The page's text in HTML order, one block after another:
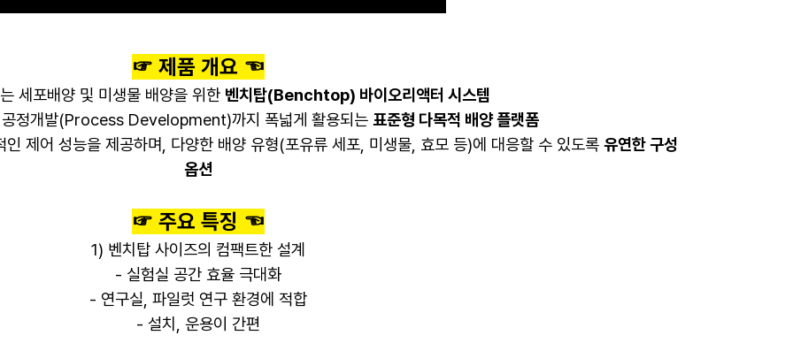
☞ 제품 개요 ☜
는 세포배양 및 미생물 배양을 위한 벤치탑(Benchtop) 바이오리액터 시스템
공정개발(Process Development)까지 폭넓게 활용되는 표준형 다목적 배양 플랫폼
제어 성능을 제공하며, 다양한 배양 유형(포유류 세포, 미생물, 효모 등)에 대응할 수 있도록 유연한 구성
옵션
☞ 주요 특징 ☜
1) 벤치탑 사이즈의 컴팩트한 설계
- 실험실 공간 효율 극대화
- 연구실, 파일럿 연구 환경에 적합
- 설치, 운용이 간편